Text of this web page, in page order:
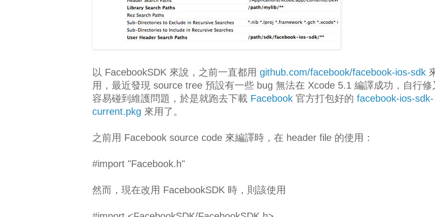
以 FacebookSDK 來說，之前一直都用 github.com/facebook/facebook-ios-sdk
用，最近發現 source tree 預設有一些 bug 無法在 Xcode 5.1 編譯成功，自行修
容易碰到維護問題，於是就跑去下載 Facebook 官方打包好的 facebook-ios-sdk-
current.pkg 來用了。
之前用 Facebook source code 來編譯時，在 header file 的使用：
#import "Facebook.h"
然而，現在改用 FacebookSDK 時，則該使用